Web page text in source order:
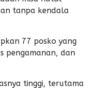
tanpa kendala
77 posko yang
pengamanan, dan
tinggi, terutama